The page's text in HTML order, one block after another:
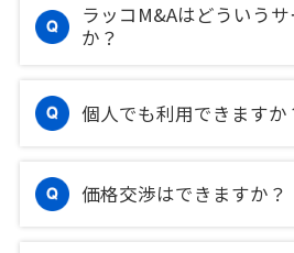
ラッコM&Aはどういう
か？
個人でも利用できますか
価格交渉はできますか？